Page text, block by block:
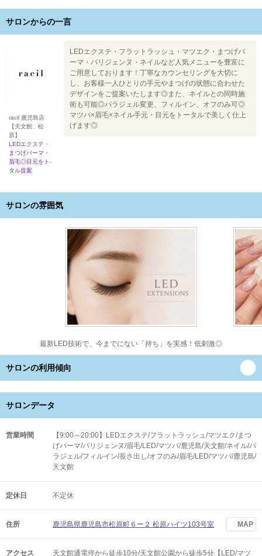
サロンからの一言
racil 鹿児島店
【天文館、松
原】
LEDエクステ・
まつげパーマ・
眉毛◎目元をト-
タル提案
LEDエクステ・フラットラッシュ・マツエク・まつげパ
ーマ・パリジェンヌ・ネイルなど人気メニューを豊富に
ご用意しております！丁寧なカウンセリングを大切に
し、お客様一人ひとりの手元やまつげの状態に合わせた
デザインをご提案いたします◎また、ネイルとの同時施
術も可能◎パラジェル変更、フィルイン、オフのみ可◎
マツパ×眉毛×ネイル手元・目元をトータルで美しく仕上
げます◎
サロンの雰囲気
最新LED技術で、今までにない「持ち」を実感！低刺激◎
サロンの利用傾向
サロンデータ
営業時間
【9:00～20:00】LEDエクステ/フラットラッシュ/マツエク/まつ
げパーマ/パリジェンヌ/眉毛/LED/マツパ/鹿児島/天文館/ネイル/パ
ラジェル/フィルイン/長さ出し/オフのみ/眉毛/LED/マツパ/鹿児島/
天文館
定休日 不定休
住所 鹿児島県鹿児島市松原町６ー２ 松原ハイツ103号室 MAP
アクセス 天文館通電停から徒歩10分/天文館公園から徒歩5分【LED/マツ